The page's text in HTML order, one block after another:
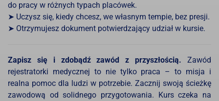
do pracy w różnych typach placówek.
➤ Uczysz się, kiedy chcesz, we własnym tempie, bez presji.
➤ Otrzymujesz dokument potwierdzający udział w kursie.
Zapisz się i zdobądź zawód z przyszłością. Zawód
rejestratorki medycznej to nie tylko praca – to misja i
realna pomoc dla ludzi w potrzebie. Zacznij swoją ścieżkę
zawodową od solidnego przygotowania. Kurs czeka na